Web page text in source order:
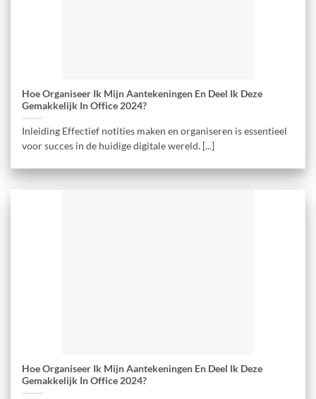
Hoe Organiseer Ik Mijn Aantekeningen En Deel Ik Deze
Gemakkelijk In Office 2024?
Inleiding Effectief notities maken en organiseren is essentieel
voor succes in de huidige digitale wereld. [...]
Hoe Organiseer Ik Mijn Aantekeningen En Deel Ik Deze
Gemakkelijk In Office 2024?